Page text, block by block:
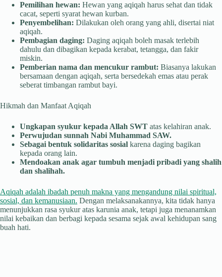
Pemilihan hewan: Hewan yang aqiqah harus sehat dan tidak
cacat, seperti syarat hewan kurban.
Penyembelihan: Dilakukan oleh orang yang ahli, disertai niat
aqiqah.
Pembagian daging: Daging aqiqah boleh masak terlebih
dahulu dan dibagikan kepada kerabat, tetangga, dan fakir
miskin.
Pemberian nama dan mencukur rambut: Biasanya lakukan
bersamaan dengan aqiqah, serta bersedekah emas atau perak
seberat timbangan rambut bayi.
Hikmah dan Manfaat Aqiqah
Ungkapan syukur kepada Allah SWT atas kelahiran anak.
Perwujudan sunnah Nabi Muhammad SAW.
Sebagai bentuk solidaritas sosial karena daging bagikan
kepada orang lain.
Mendoakan anak agar tumbuh menjadi pribadi yang shalih
dan shalihah.
Aqiqah adalah ibadah penuh makna yang mengandung nilai spiritual,
sosial, dan kemanusiaan. Dengan melaksanakannya, kita tidak hanya
menunjukkan rasa syukur atas karunia anak, tetapi juga menanamkan
nilai kebaikan dan berbagi kepada sesama sejak awal kehidupan sang
buah hati.